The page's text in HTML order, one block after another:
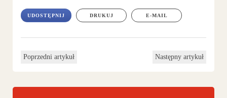
UDOSTĘPNIJ DRUKUJ E-MAIL
Poprzedni artykuł Następny artykuł